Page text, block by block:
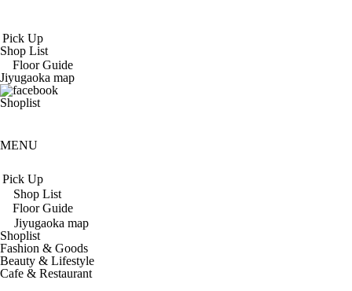
Pick Up
Shop List
Floor Guide
Jiyugaoka map
Shoplist
MENU
Pick Up
Shop List
Floor Guide
Jiyugaoka map
Shoplist
Fashion & Goods
Beauty & Lifestyle
Cafe & Restaurant